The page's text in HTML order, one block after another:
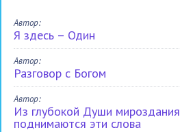
Автор:
Я здесь – Один
Автор:
Разговор с Богом
Автор:
Из глубокой Души мироздания
поднимаются эти слова